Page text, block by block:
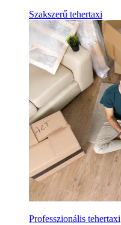
Szakszerű tehertaxi
Professzionális tehertaxi